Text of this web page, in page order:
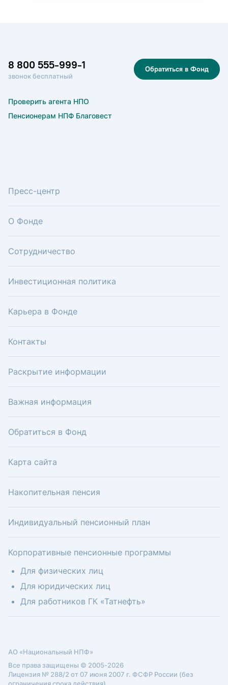
8 800 555-999-1
звонок бесплатный
Обратиться в Фонд
Проверить агента НПО
Пенсионерам НПФ Благовест
Пресс-центр
О Фонде
Сотрудничество
Инвестиционная политика
Карьера в Фонде
Контакты
Раскрытие информации
Важная информация
Обратиться в Фонд
Карта сайта
Накопительная пенсия
Индивидуальный пенсионный план
Корпоративные пенсионные программы
Для физических лиц
Для юридических лиц
Для работников ГК «Татнефть»
АО «Национальный НПФ»
Все права защищены © 2005-2026
Лицензия № 288/2 от 07 июня 2007 г. ФСФР России (без